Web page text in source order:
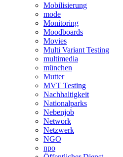
Mobilisierung
mode
Monitoring
Moodboards
Movies
Multi Variant Testing
multimedia
münchen
Mutter
MVT Testing
Nachhaltigkeit
Nationalparks
Nebenjob
Network
Netzwerk
NGO
npo